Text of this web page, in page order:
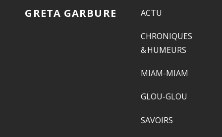
GRETA GARBURE ACTU
CHRONIQUES
& HUMEURS
MIAM-MIAM
GLOU-GLOU
SAVOIRS